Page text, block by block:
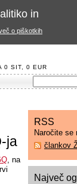
0 SIT, 0 EUR
ja
, na
RSS
Naročite se
člankov
Največ
in
o piškotkih